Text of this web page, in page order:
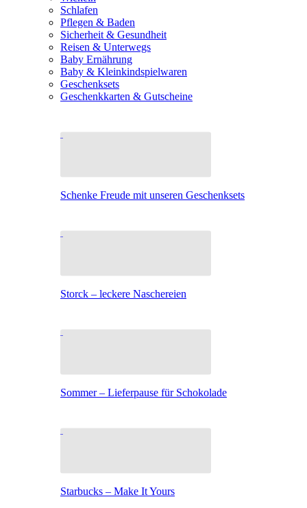
Schlafen
Pflegen & Baden
Sicherheit & Gesundheit
Reisen & Unterwegs
Baby Ernährung
Baby & Kleinkindspielwaren
Geschenksets
Geschenkkarten & Gutscheine
Schenke Freude mit unseren Geschenksets
Storck – leckere Naschereien
Sommer – Lieferpause für Schokolade
Starbucks – Make It Yours